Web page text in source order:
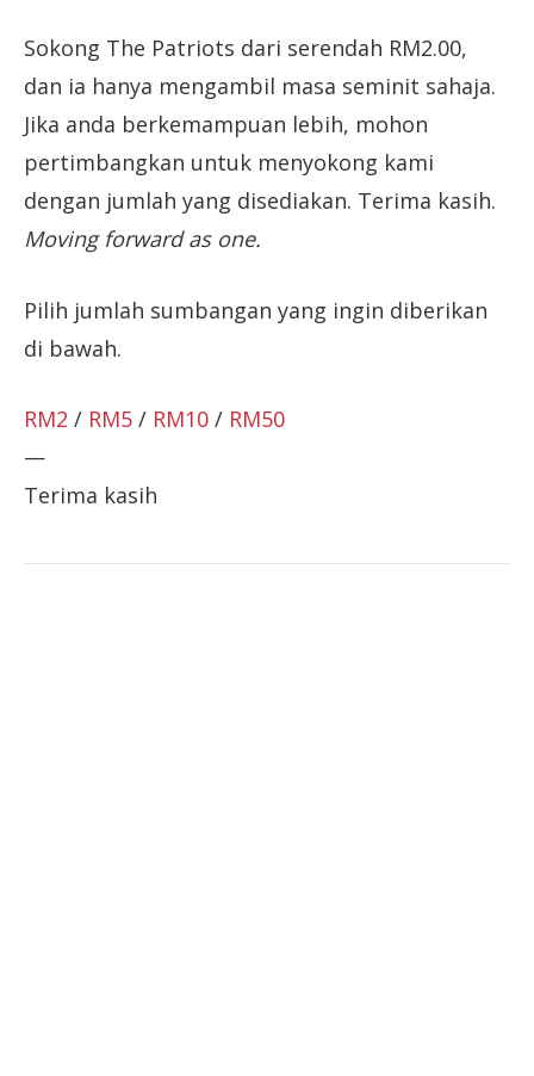
Sokong The Patriots dari serendah RM2.00,
dan ia hanya mengambil masa seminit sahaja.
Jika anda berkemampuan lebih, mohon
pertimbangkan untuk menyokong kami
dengan jumlah yang disediakan. Terima kasih.
Moving forward as one.
Pilih jumlah sumbangan yang ingin diberikan
di bawah.
RM2 / RM5 / RM10 / RM50
—
Terima kasih